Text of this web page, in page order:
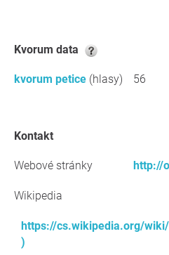
kvorum data
kvorum petice (hlasy) 56
kontakt
Webové stránky http://
Wikipedia
https://cs.wikipedia.org/
)